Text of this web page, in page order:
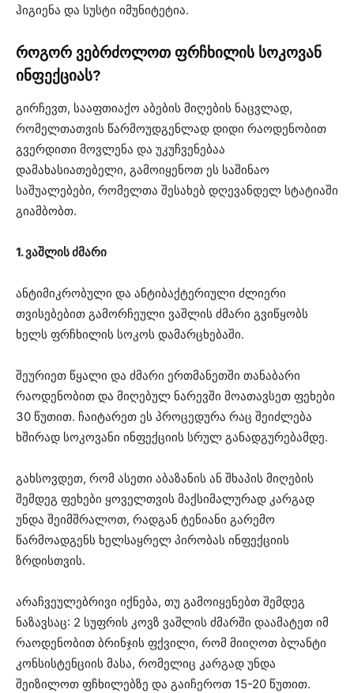
ჰიგიენა და სუსტი იმუნიტეტია.
როგორ ვებრძოლოთ ფრჩხილის სოკოვან
ინფექციას?
გირჩევთ, სააფთიაქო აბების მიღების ნაცვლად,
რომელთათვის წარმოუდგენლად დიდი რაოდენობით
გვერდითი მოვლენა და უკუჩვენებაა
დამახასიათებელი, გამოიყენოთ ეს საშინაო
საშუალებები, რომელთა შესახებ დღევანდელ სტატიაში
გიამბობთ.
1. ვაშლის ძმარი
ანტიმიკრობული და ანტიბაქტერიული ძლიერი
თვისებებით გამორჩეული ვაშლის ძმარი გვიწყობს
ხელს ფრჩხილის სოკოს დამარცხებაში.
შეურიეთ წყალი და ძმარი ერთმანეთში თანაბარი
რაოდენობით და მიღებულ ნარევში მოათავსეთ ფეხები
30 წუთით. ჩაიტარეთ ეს პროცედურა რაც შეიძლება
ხშირად სოკოვანი ინფექციის სრულ განადგურებამდე.
გახსოვდეთ, რომ ასეთი აბაზანის ან შხაპის მიღების
შემდეგ ფეხები ყოველთვის მაქსიმალურად კარგად
უნდა შეიმშრალოთ, რადგან ტენიანი გარემო
წარმოადგენს ხელსაყრელ პირობას ინფექციის
ზრდისთვის.
არაჩვეულებრივი იქნება, თუ გამოიყენებთ შემდეგ
ნაზავსაც: 2 სუფრის კოვზ ვაშლის ძმარში დაამატეთ იმ
რაოდენობით ბრინჯის ფქვილი, რომ მიიღოთ ბლანტი
კონსისტენციის მასა, რომელიც კარგად უნდა
შეიზილოთ ფჩხილებზე და გაიჩეროთ 15-20 წუთით.